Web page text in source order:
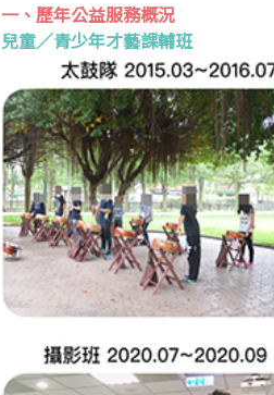
一、歷年公益服務概況
兒童／青少年才藝課輔班